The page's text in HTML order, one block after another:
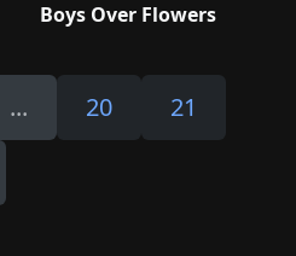
Boys Over Flowers
... 20
21